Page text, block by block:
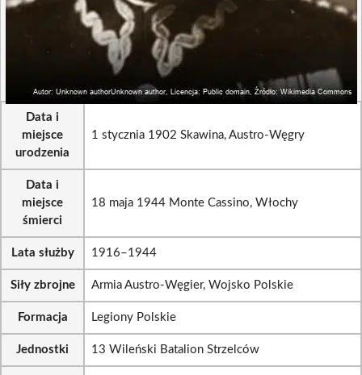
Data i
miejsce
urodzenia
1 stycznia 1902 Skawina, Austro-Węgry
Data i
miejsce
śmierci
18 maja 1944 Monte Cassino, Włochy
Lata służby 1916–1944
Siły zbrojne Armia Austro-Węgier, Wojsko Polskie
Formacja Legiony Polskie
Jednostki 13 Wileński Batalion Strzelców